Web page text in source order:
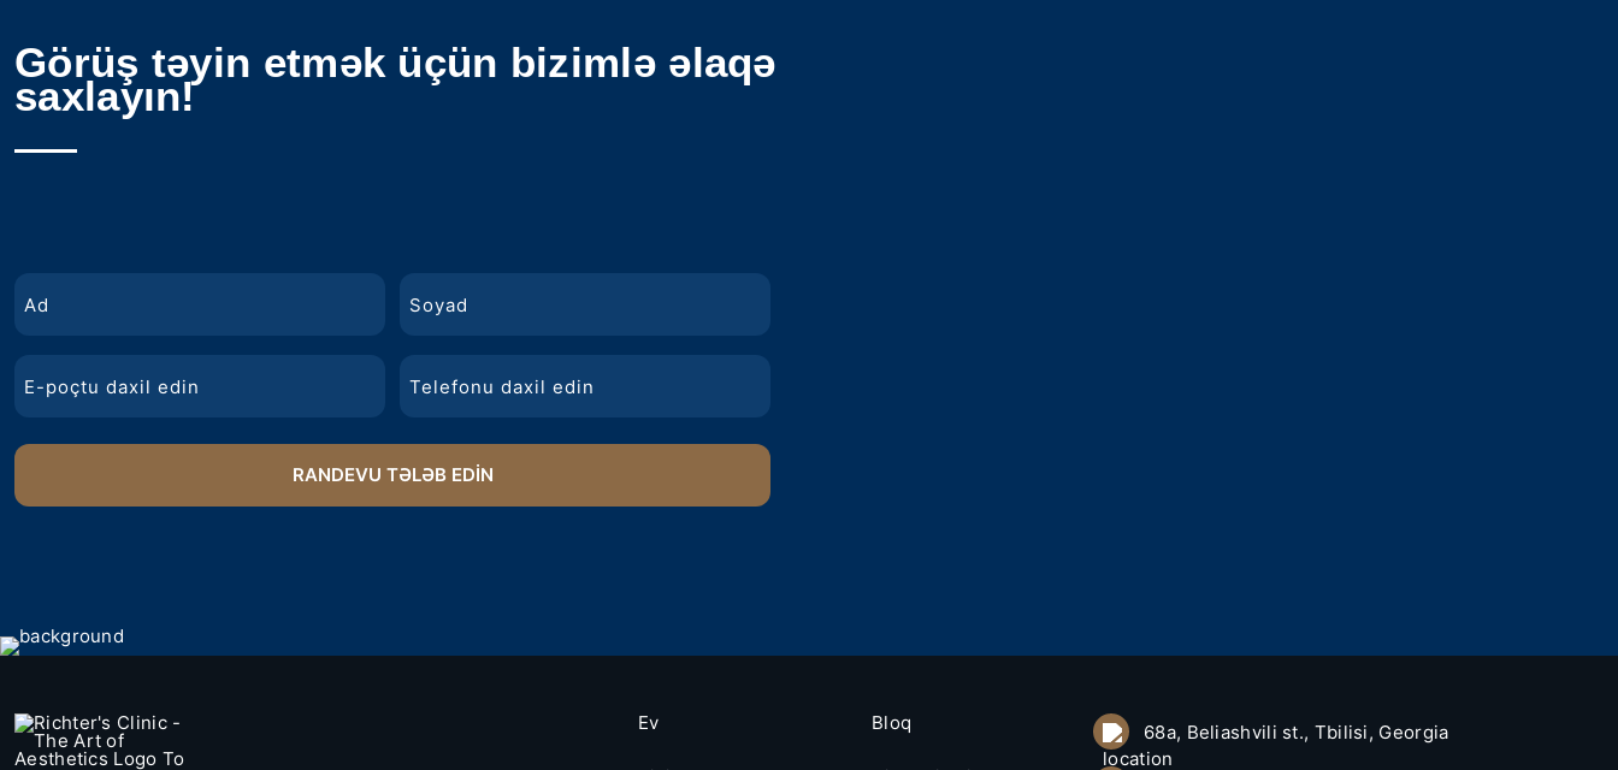
Görüş təyin etmək üçün bizimlə əlaqə
saxlayın!
poçt
Ev Bloq 68a, Beliashvili st., Tbilisi, Georgia